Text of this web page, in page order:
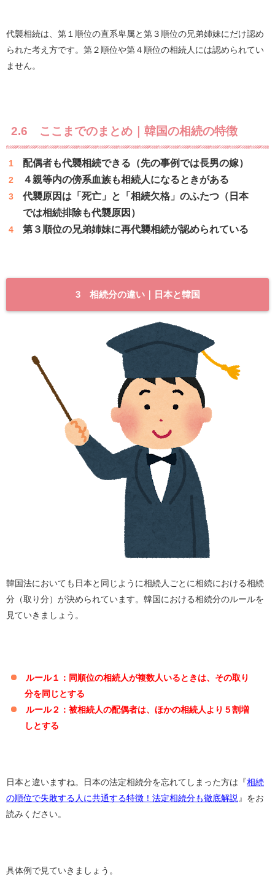
代襲相続は、第１順位の直系卑属と第３順位の兄弟姉妹にだけ認め
られた考え方です。第２順位や第４順位の相続人には認められてい
ません。
2.6 ここまでのまとめ｜韓国の相続の特徴
配偶者も代襲相続できる（先の事例では長男の嫁）
４親等内の傍系血族も相続人になるときがある
代襲原因は「死亡」と「相続欠格」のふたつ（日本
では相続排除も代襲原因）
第３順位の兄弟姉妹に再代襲相続が認められている
3 相続分の違い｜日本と韓国
韓国法においても日本と同じように相続人ごとに相続における相続
分（取り分）が決められています。韓国における相続分のルールを
見ていきましょう。
ルール１：同順位の相続人が複数人いるときは、その取り
分を同じとする
ルール２：被相続人の配偶者は、ほかの相続人より５割増
しとする
日本と違いますね。日本の法定相続分を忘れてしまった方は『相続
の順位で失敗する人に共通する特徴！法定相続分も徹底解説 』をお
読みください。
具体例で見ていきましょう。